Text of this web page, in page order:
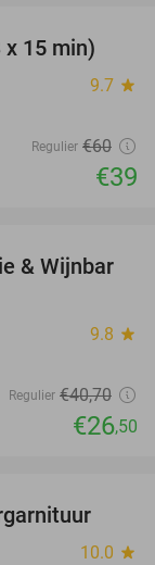
35%
15 min)
9.7 star
Regulier €60
€39
35%
& Wijnbar
9.8 star
Regulier €40,70
€26,50
40%
10.0 star